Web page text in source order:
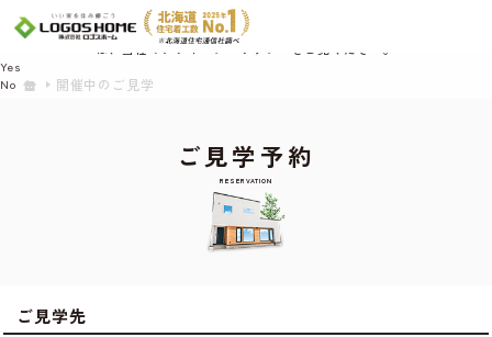
開催中のご見学
ご見学予約
RESERVATION
ご見学先
Cookie を使用して、お客様の活動を追跡してもよろしいですか? 当社ではお客様の
プライバシーを極めて重視しています。詳細について、およびご質問がある場合
は、当社のプライバシーポリシーをご覧ください。
Yes
No